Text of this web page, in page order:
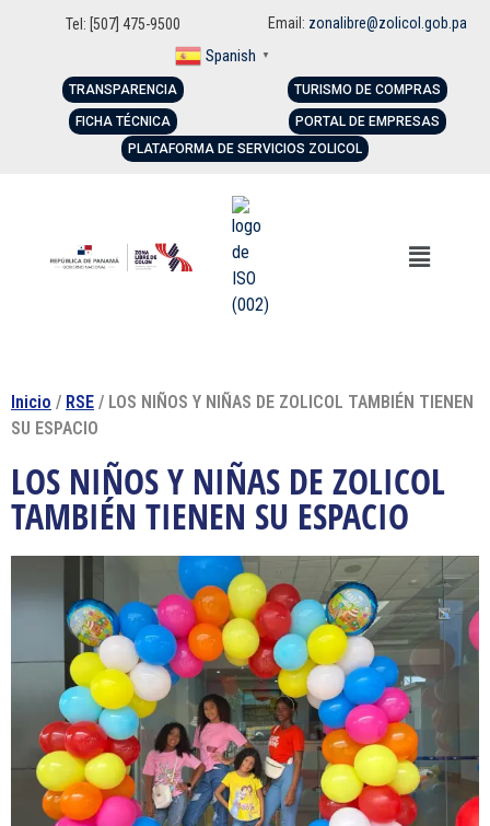
Tel: [507] 475-9500 Email: zonalibre@zolicol.gob.pa
Spanish ▼
TRANSPARENCIA
FICHA TÉCNICA
TURISMO DE COMPRAS
PORTAL DE EMPRESAS
PLATAFORMA DE SERVICIOS ZOLICOL
Inicio / RSE / LOS NIÑOS Y NIÑAS DE ZOLICOL TAMBIÉN TIENEN
SU ESPACIO
LOS NIÑOS Y NIÑAS DE ZOLICOL
TAMBIÉN TIENEN SU ESPACIO